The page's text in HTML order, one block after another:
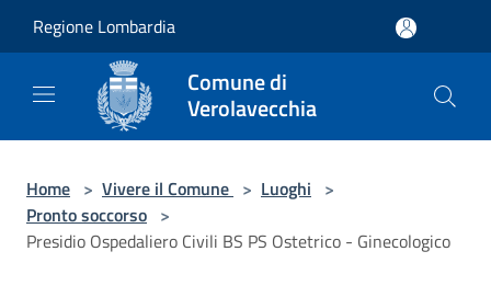
Regione Lombardia
Comune di
Verolavecchia
Home > Vivere il Comune > Luoghi >
Pronto soccorso >
Presidio Ospedaliero Civili BS PS Ostetrico - Ginecologico